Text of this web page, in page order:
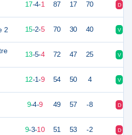
2
17-4-1 87 17 70 D
15-2-5 70 30 40 V
13-5-4 72 47 25 V
12-1-9 54 50 4 V
9-4-9 49 57 -8 D
9-3-10 51 53 -2 D